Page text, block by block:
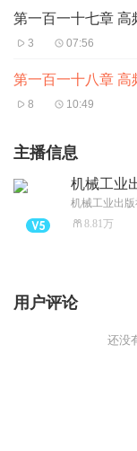
第一百一十七章 高
3 07:56
第一百一十八章 高
8 10:49
主播信息
机械工业
机械工业出
8.81万
用户评论
还没